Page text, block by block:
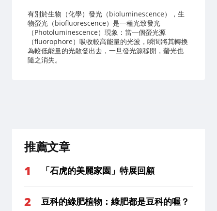
有別於生物（化學）發光（bioluminescence），生
物螢光（biofluorescence）是一種光致發光
（Photoluminescence）現象：當一個螢光源
（fluorophore）吸收較高能量的光波，瞬間將其轉換
為較低能量的光散發出去，一旦發光源移開，螢光也
隨之消失。
推薦文章
「石虎的美麗家園」特展回顧
豆科的綠肥植物：綠肥都是豆科的喔？